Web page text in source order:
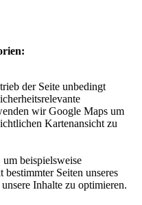
der Seite unbedingt
wir Google Maps um
Kartenansicht zu
beispielsweise
Seiten unseres
Inhalte zu optimieren.